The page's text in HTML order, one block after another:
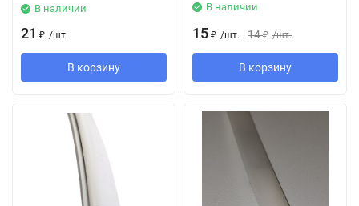
В наличии
21 ₽ /шт.
В корзину
В наличии
15 ₽ /шт. 14 ₽ /шт.
В корзину